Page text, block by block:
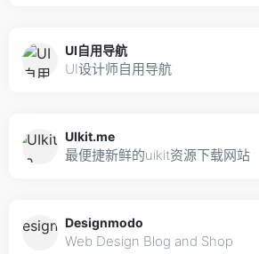
UI自用导航
UI设计师自用导航
UIkit.me
最便捷新鲜的uikit资源下载网站
Designmodo
Web Design Blog and Shop